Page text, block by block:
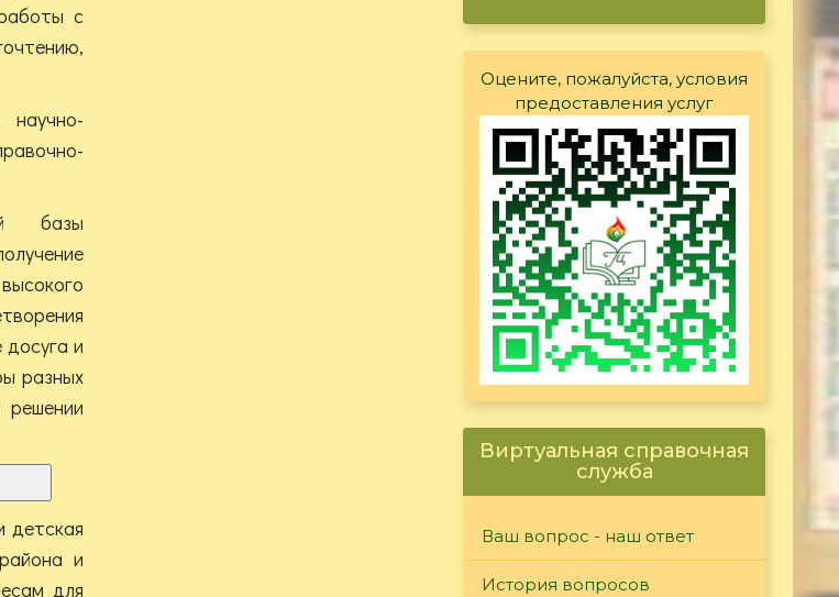
с
научно-
базы
и
разных
детская
и
для
Оцените, пожалуйста, условия
предоставления услуг
Виртуальная справочная
служба
Ваш вопрос - наш ответ
История вопросов